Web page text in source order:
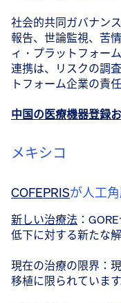
社会的共同ガバナン
報告、世論監視、苦
ィ・プラットフォー
連携は、リスクの調
トフォーム企業の責
中国の医療機器登録
メキシコ
COFEPRISが人工
新しい治療法 ：
低下に対する新たな
現在の治療の限界：
移植に限られています